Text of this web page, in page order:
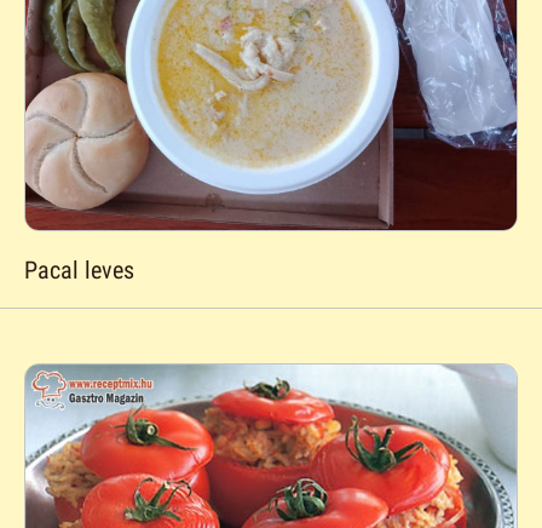
Pacal leves